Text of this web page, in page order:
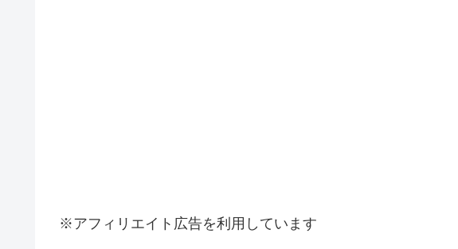
※アフィリエイト広告を利用しています